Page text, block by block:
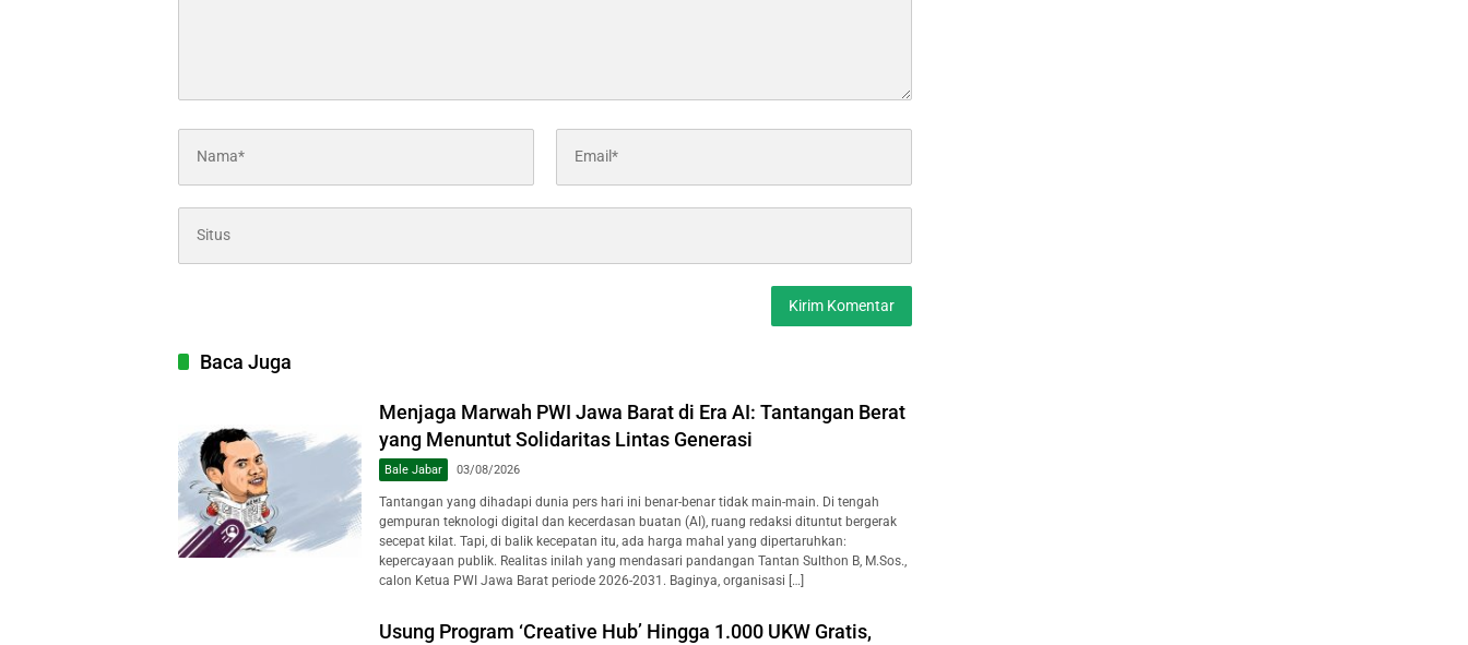
Baca Juga
Menjaga Marwah PWI Jawa Barat di Era AI: Tantangan Berat
yang Menuntut Solidaritas Lintas Generasi
Bale Jabar 03/08/2026
Tantangan yang dihadapi dunia pers hari ini benar-benar tidak main-main. Di tengah
gempuran teknologi digital dan kecerdasan buatan (AI), ruang redaksi dituntut bergerak
secepat kilat. Tapi, di balik kecepatan itu, ada harga mahal yang dipertaruhkan:
kepercayaan publik. Realitas inilah yang mendasari pandangan Tantan Sulthon B, M.Sos.,
calon Ketua PWI Jawa Barat periode 2026-2031. Baginya, organisasi […]
Usung Program ‘Creative Hub’ Hingga 1.000 UKW Gratis,